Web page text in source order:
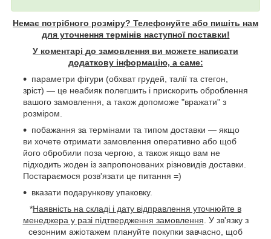
Немає потрібного розміру? Телефонуйте або пишіть нам
для уточнення термінів наступної поставки!
У коментарі до замовлення ви можете написати
додаткову інформацію, а саме:
параметри фігури (обхват грудей, талії та стегон,
зріст) — це неабияк полегшить і прискорить оброблення
вашого замовлення, а також допоможе "вражати" з
розміром.
побажання за термінами та типом доставки — якщо
ви хочете отримати замовлення оперативно або щоб
його обробили поза чергою, а також якщо вам не
підходить жоден із запропонованих різновидів доставки.
Постараємося розв'язати це питання =)
вказати подарункову упаковку.
*Наявність на складі і дату відправлення уточнюйте в
менеджера у разі підтвердження замовлення . У зв'язку з
сезонним ажіотажем плануйте покупки завчасно, щоб